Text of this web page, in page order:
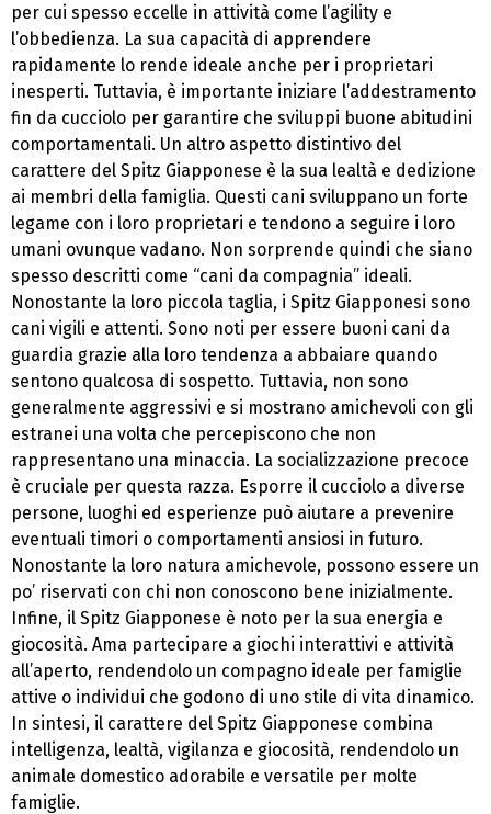
per cui spesso eccelle in attività come l’agility e
l’obbedienza. La sua capacità di apprendere
rapidamente lo rende ideale anche per i proprietari
inesperti. Tuttavia, è importante iniziare l’addestramento
fin da cucciolo per garantire che sviluppi buone abitudini
comportamentali. Un altro aspetto distintivo del
carattere del Spitz Giapponese è la sua lealtà e dedizione
ai membri della famiglia. Questi cani sviluppano un forte
legame con i loro proprietari e tendono a seguire i loro
umani ovunque vadano. Non sorprende quindi che siano
spesso descritti come “cani da compagnia” ideali.
Nonostante la loro piccola taglia, i Spitz Giapponesi sono
cani vigili e attenti. Sono noti per essere buoni cani da
guardia grazie alla loro tendenza a abbaiare quando
sentono qualcosa di sospetto. Tuttavia, non sono
generalmente aggressivi e si mostrano amichevoli con gli
estranei una volta che percepiscono che non
rappresentano una minaccia. La socializzazione precoce
è cruciale per questa razza. Esporre il cucciolo a diverse
persone, luoghi ed esperienze può aiutare a prevenire
eventuali timori o comportamenti ansiosi in futuro.
Nonostante la loro natura amichevole, possono essere un
po’ riservati con chi non conoscono bene inizialmente.
Infine, il Spitz Giapponese è noto per la sua energia e
giocosità. Ama partecipare a giochi interattivi e attività
all’aperto, rendendolo un compagno ideale per famiglie
attive o individui che godono di uno stile di vita dinamico.
In sintesi, il carattere del Spitz Giapponese combina
intelligenza, lealtà, vigilanza e giocosità, rendendolo un
animale domestico adorabile e versatile per molte
famiglie.